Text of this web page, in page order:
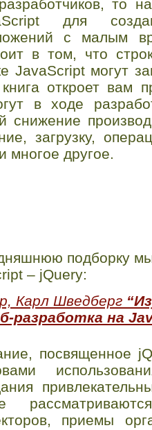
то
для
с малым
в том, что
JavaScript могут
откроет вам
в ходе
снижение
загрузку,
многое другое.
подборку
– jQuery:
Карл Шведберг
разработка на
посвященное
приемы